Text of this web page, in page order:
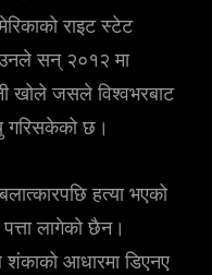
राइट स्टेट
उनले सन् २०१२ मा
खोले जसले विश्वभरबाट
गरिसकेको छ।
हत्या भएको
लागेको छैन।
शंकाको आधारमा डिएनए